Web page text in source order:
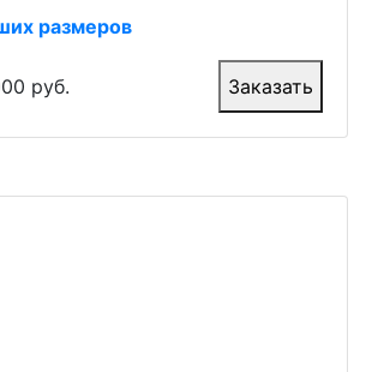
размеров
руб. Заказать